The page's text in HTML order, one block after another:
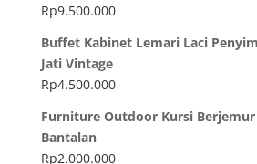
Rp9.500.000
Buffet Kabinet Lemari Laci
Jati Vintage
Rp4.500.000
Furniture Outdoor Kursi Berjemur
Bantalan
Rp2.000.000